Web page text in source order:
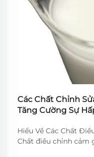
Các Chất Chỉnh
Tăng Cường Sự
Hiểu Về Các Chất
Chất điều chỉnh cảm